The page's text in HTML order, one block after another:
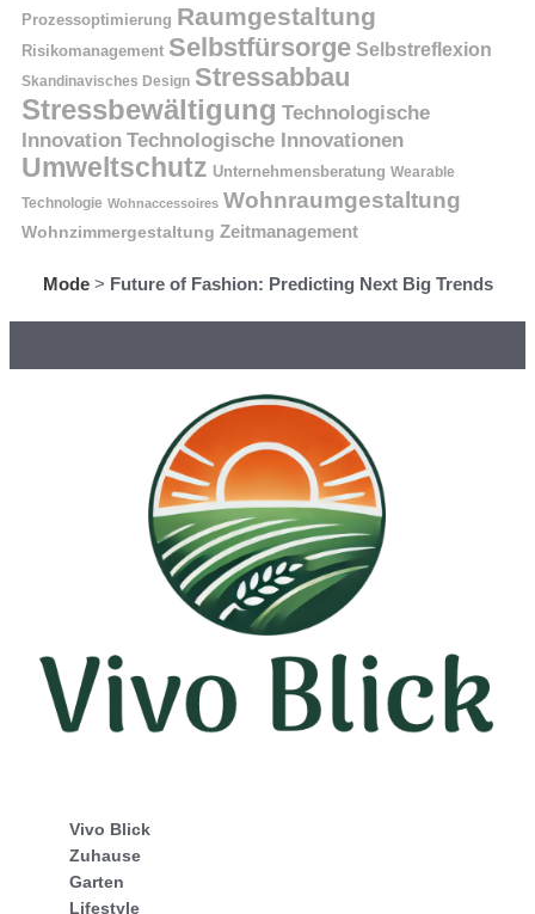
Prozessoptimierung Raumgestaltung
Risikomanagement Selbstfürsorge Selbstreflexion
Skandinavisches Design Stressabbau
Stressbewältigung Technologische
Innovation Technologische Innovationen
Umweltschutz Unternehmensberatung Wearable
Technologie Wohnaccessoires Wohnraumgestaltung
Wohnzimmergestaltung Zeitmanagement
Mode> Future of Fashion: Predicting Next Big Trends
Vivo Blick
Zuhause
Garten
Lifestyle